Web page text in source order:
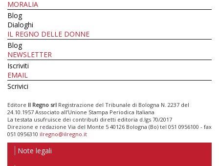
MORALIA
Blog
Dialoghi
IL REGNO DELLE DONNE
Blog
NEWSLETTER
Iscriviti
EMAIL
Scrivici
Editore Il Regno srl Registrazione del Tribunale di Bologna N. 2237 del
24.10.1957 Associato all’Unione Stampa Periodica Italiana
La testata usufruisce dei contributi diretti editoria d.lgs 70/2017
Direzione e redazione Via del Monte 5 40126 Bologna (Bo) tel 051 0956100 - fax
051 0956310 ilregno@ilregno.it
Note legali